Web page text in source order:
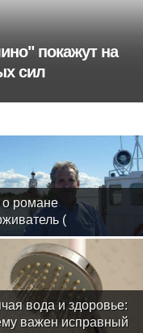
покажут на
сил
романе
(
сейчас )
вологодского
и поэта Андрея
( роман
в 2016 г. )
вода и здоровье:
важен исправный